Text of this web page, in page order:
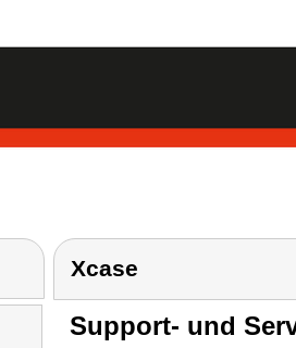
Xcase
Support- und